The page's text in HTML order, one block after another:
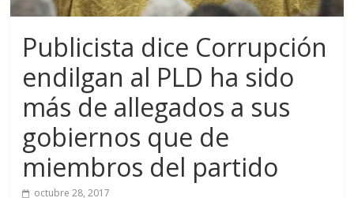
Publicista dice Corrupción
endilgan al PLD ha sido
más de allegados a sus
gobiernos que de
miembros del partido
octubre 28, 2017